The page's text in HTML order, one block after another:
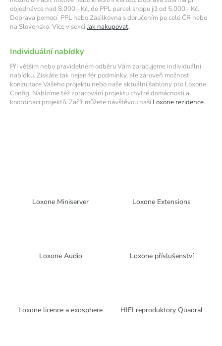
objednávce nad 8.000,- Kč, do PPL parcel shopu již od 5.000,- Kč.
Doprava pomocí PPL nebo Zásilkovna s doručením po celé ČR nebo
na Slovensko. Více v sekci Jak nakupovat.
Individuální nabídky
Při větším nebo pravidelném odběru Vám zpracujeme individuální
nabídku. Získáte tak nejen fér podmínky, ale zároveň možnost
konzultace Vašeho projektu nebo naše aktuální šablony pro Loxone
Config. Nabízíme též zpracování projektu chytré domácnosti a
koordinaci projektů. Začít můžete návštěvou našíLoxone rezidence.
Loxone Miniserver Loxone Extensions
Loxone Audio Loxone příslušenství
Loxone licence a exosphere HIFI reproduktory Quadral
p
o
r
č
u
j
e
m